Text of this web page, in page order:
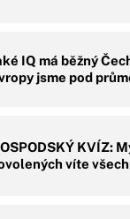
IQ má běžný
jsme pod
KVÍZ:
víte